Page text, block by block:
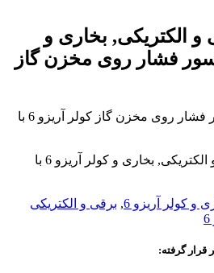
الکتریکی, بخاری و
6 – سنسور فشار روی مخزن گاز
برای اطلاع از قیمت سنسور فشار روی مخزن گاز کولر آریزو 6 با
فروش کلیه قطعات برقی و الکتریکی, بخاری و کولر آریزو 6 با
و کولر آریزو 6 , برقی و الکتریکی
قرار گرفته: